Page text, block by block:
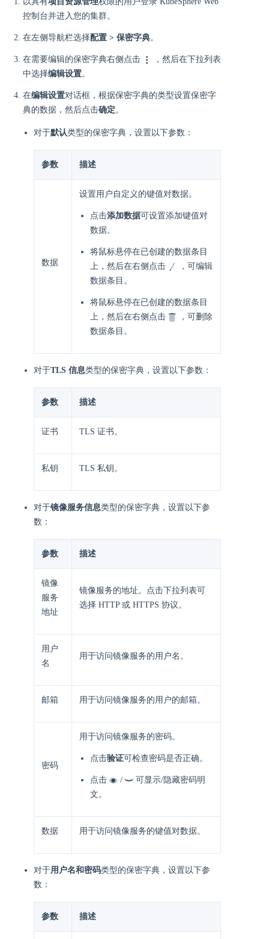
控制台并进入您的集群。
在左侧导航栏选择配置 > 保密字典。
在需要编辑的保密字典右侧点击
，然后在下拉列表
中选择编辑设置。
在编辑设置对话框，根据保密字典的类型设置保密字
典的数据，然后点击确定。
对于默认类型的保密字典，设置以下参数：
参数 描述
数据
设置用户自定义的键值对数据。
点击添加数据可设置添加键值对
数据。
将鼠标悬停在已创建的数据条目
上，然后在右侧点击
，可编辑
数据条目。
将鼠标悬停在已创建的数据条目
上，然后在右侧点击
，可删除
数据条目。
对于TLS 信息类型的保密字典，设置以下参数：
参数 描述
证书 TLS 证书。
私钥 TLS 私钥。
对于镜像服务信息类型的保密字典，设置以下参
数：
参数 描述
镜像
服务
地址
镜像服务的地址。点击下拉列表可
选择 HTTP 或 HTTPS 协议。
用户
名
用于访问镜像服务的用户名。
邮箱 用于访问镜像服务的用户的邮箱。
密码
用于访问镜像服务的密码。
点击验证可检查密码是否正确。
点击 /
可显示/隐藏密码明
文。
数据 用于访问镜像服务的键值对数据。
对于用户名和密码类型的保密字典，设置以下参
数：
参数 描述